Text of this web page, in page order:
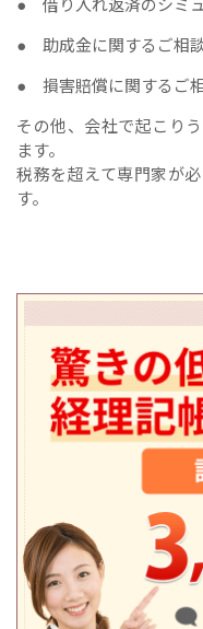
● 借り入れ返済のシミ
● 助成金に関するご相
● 損害賠償に関するご
その他、会社で起こり
ます。
税務を超えて専門家が
す。